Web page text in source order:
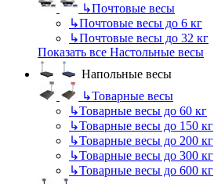
↳Почтовые весы
↳Почтовые весы до 6 кг
↳Почтовые весы до 32 кг
Показать все Настольные весы
Напольные весы
↳Товарные весы
↳Товарные весы до 60 кг
↳Товарные весы до 150 кг
↳Товарные весы до 200 кг
↳Товарные весы до 300 кг
↳Товарные весы до 600 кг